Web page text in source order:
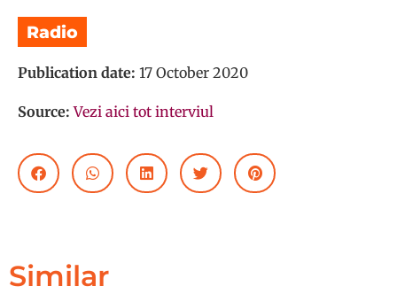
Radio
Publication date: 17 October 2020
Source:Vezi aici tot interviul
Similar